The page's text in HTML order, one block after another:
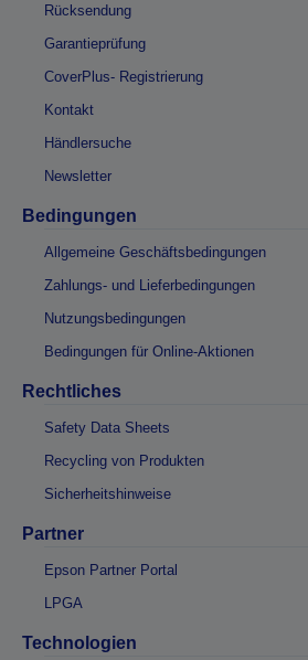
Rücksendung
Garantieprüfung
CoverPlus- Registrierung
Kontakt
Händlersuche
Newsletter
Bedingungen
Allgemeine Geschäftsbedingungen
Zahlungs- und Lieferbedingungen
Nutzungsbedingungen
Bedingungen für Online-Aktionen
Rechtliches
Safety Data Sheets
Recycling von Produkten
Sicherheitshinweise
Partner
Epson Partner Portal
LPGA
Technologien